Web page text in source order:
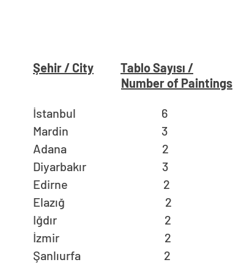
Şehir / City
Tablo Sayısı /
Number of Paintings
İstanbul 6
Mardin 3
Adana 2
Diyarbakır 3
Edirne 2
Elazığ 2
Iğdır 2
İzmir 2
Şanlıurfa 2